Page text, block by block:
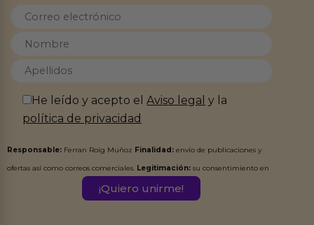
He leído y acepto elAviso legal y la
política de privacidad
Responsable: Ferran Roig Muñoz Finalidad: envío de publicaciones y
ofertas así como correos comerciales. Legitimación: su consentimiento en
Destinatarios:Ferran Roig Muñoz. Podrás ejercer tus